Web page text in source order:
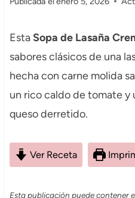
Esta Sopa de Lasaña
sabores clásicos de una
hecha con carne molida
un rico caldo de tomate y
queso derretido.
Ver Receta
Esta publicación puede contener